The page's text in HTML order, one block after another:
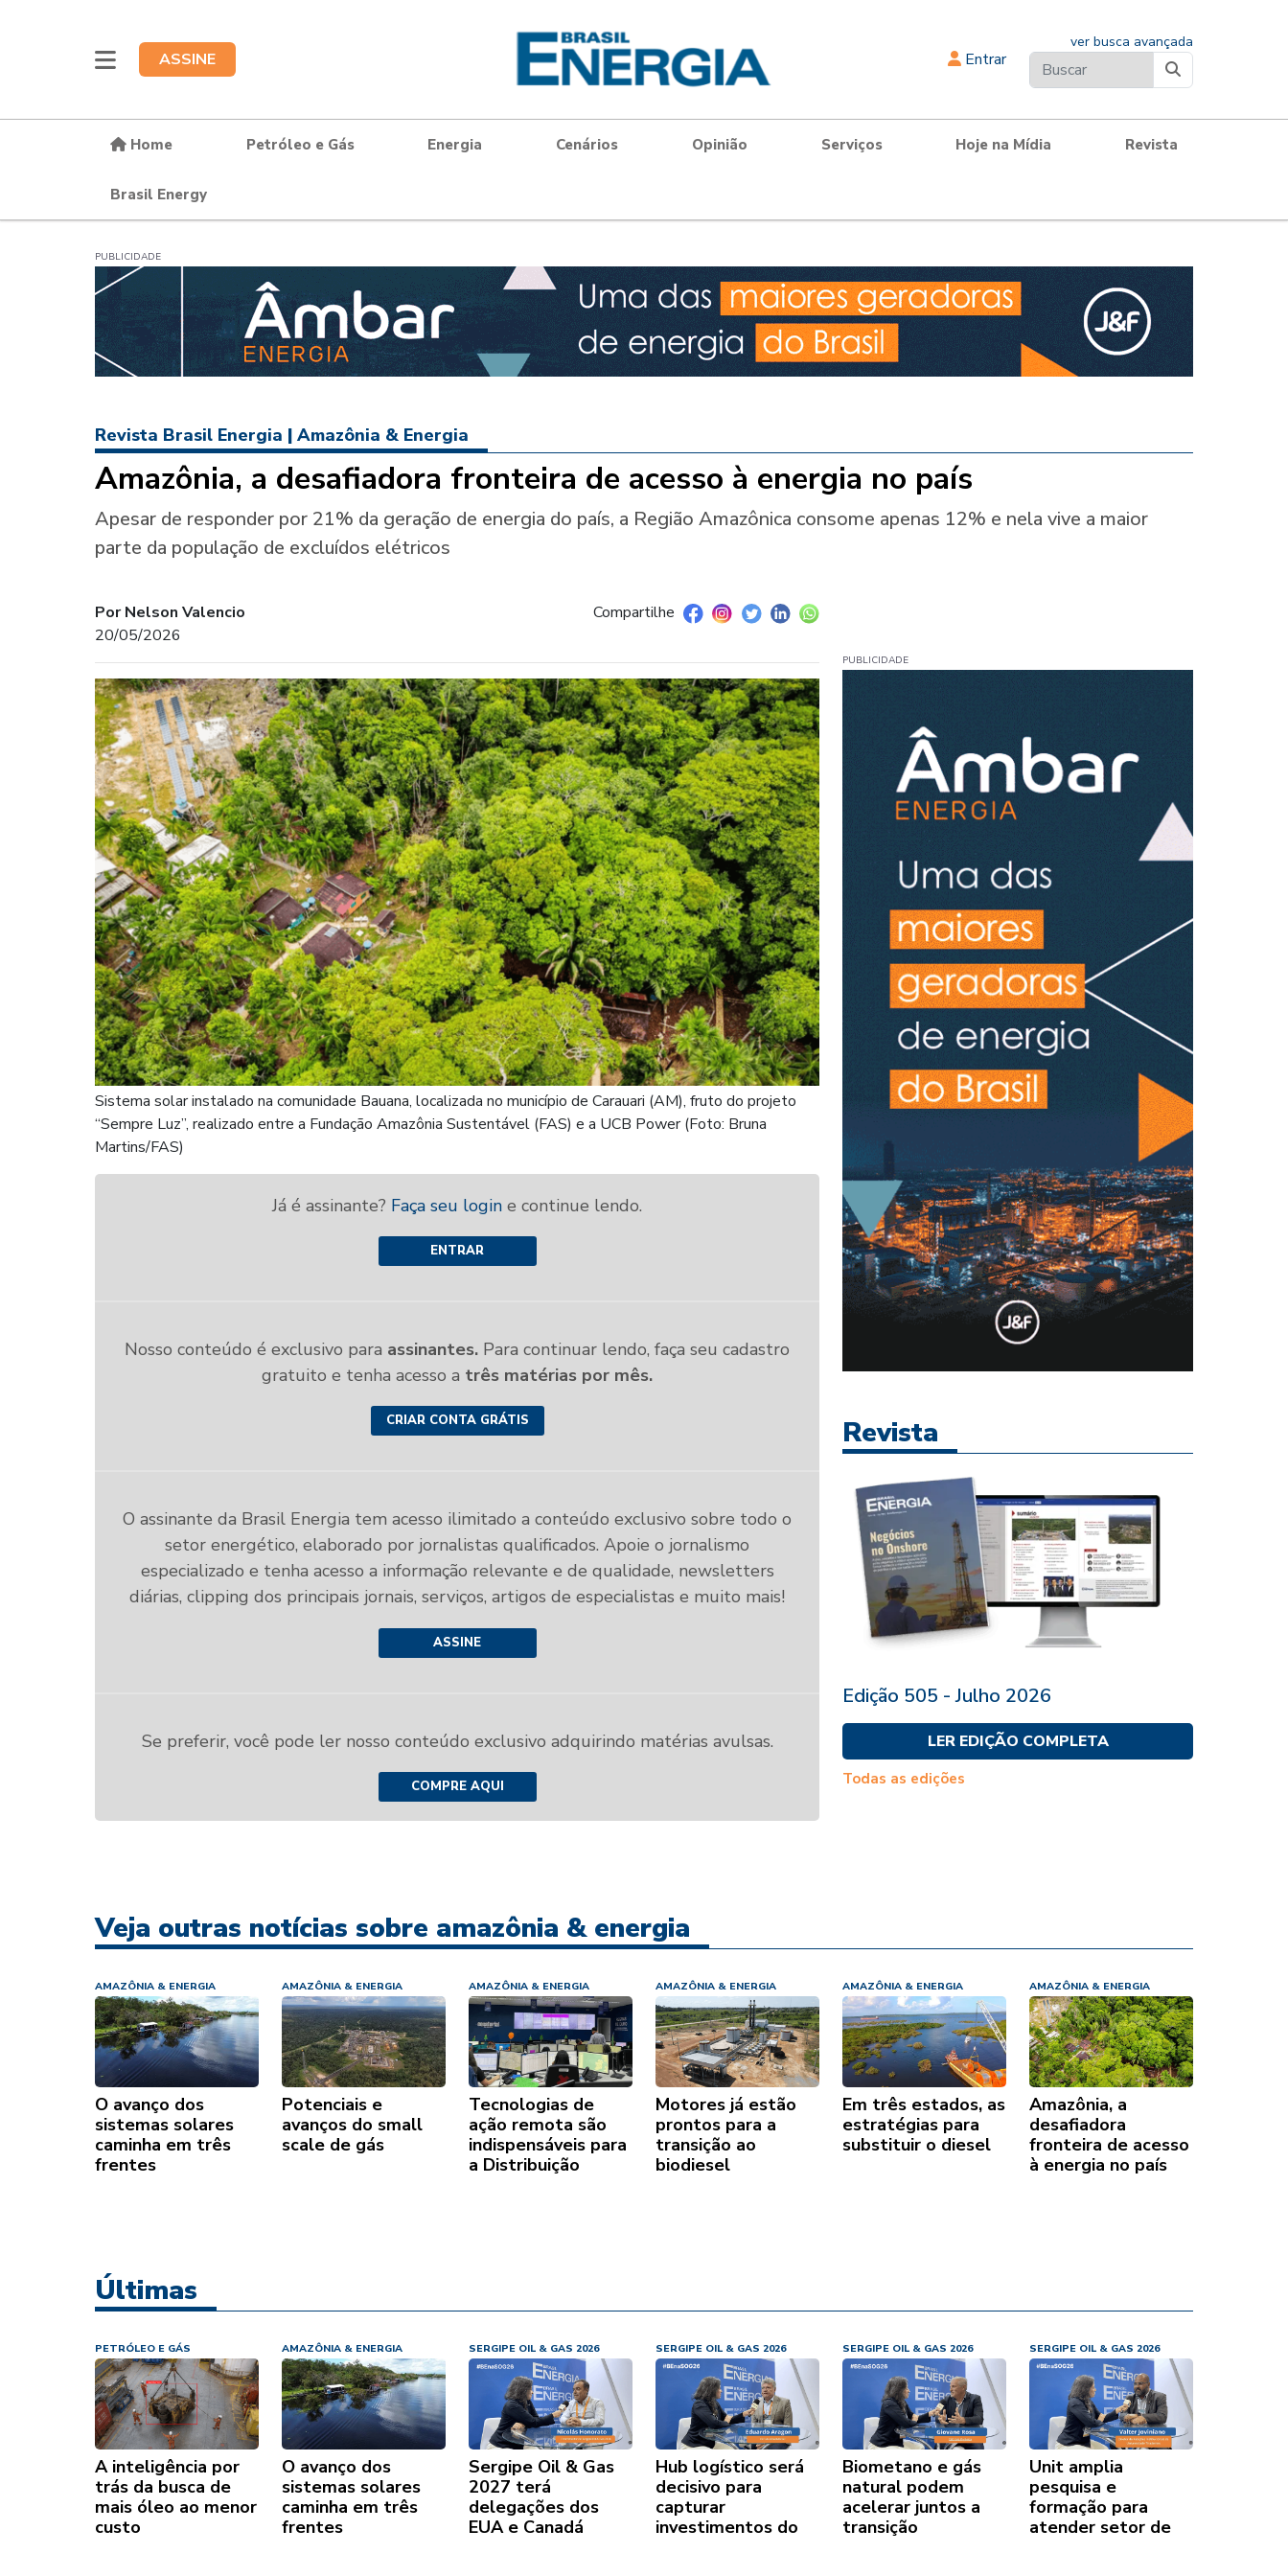
ASSINE Entrar
ver busca avançada
Home Petróleo e Gás Energia Cenários Opinião Serviços Hoje na Mídia Revista
Brasil Energy
PUBLICIDADE
Revista Brasil Energia | Amazônia & Energia
Amazônia, a desafiadora fronteira de acesso à energia no país
Apesar de responder por 21% da geração de energia do país, a Região Amazônica consome apenas 12% e nela vive a maior
parte da população de excluídos elétricos
Por Nelson Valencio
20/05/2026
Compartilhe
Sistema solar instalado na comunidade Bauana, localizada no município de Carauari (AM), fruto do projeto
“Sempre Luz”, realizado entre a Fundação Amazônia Sustentável (FAS) e a UCB Power (Foto: Bruna
Martins/FAS)
Já é assinante? Faça seu login e continue lendo.
ENTRAR
Nosso conteúdo é exclusivo para assinantes. Para continuar lendo, faça seu cadastro
gratuito e tenha acesso a três matérias por mês.
CRIAR CONTA GRÁTIS
O assinante da Brasil Energia tem acesso ilimitado a conteúdo exclusivo sobre todo o
setor energético, elaborado por jornalistas qualificados. Apoie o jornalismo
especializado e tenha acesso a informação relevante e de qualidade, newsletters
diárias, clipping dos principais jornais, serviços, artigos de especialistas e muito mais!
ASSINE
Se preferir, você pode ler nosso conteúdo exclusivo adquirindo matérias avulsas.
COMPRE AQUI
PUBLICIDADE
Revista
Edição 505 - Julho 2026
LER EDIÇÃO COMPLETA
Todas as edições
Veja outras notícias sobre amazônia & energia
AMAZÔNIA & ENERGIA
O avanço dos
sistemas solares
caminha em três
frentes
AMAZÔNIA & ENERGIA
Potenciais e
avanços do small
scale de gás
AMAZÔNIA & ENERGIA
Tecnologias de
ação remota são
indispensáveis para
a Distribuição
AMAZÔNIA & ENERGIA
Motores já estão
prontos para a
transição ao
biodiesel
AMAZÔNIA & ENERGIA
Em três estados, as
estratégias para
substituir o diesel
AMAZÔNIA & ENERGIA
Amazônia, a
desafiadora
fronteira de acesso
à energia no país
Últimas
PETRÓLEO E GÁS
A inteligência por
trás da busca de
mais óleo ao menor
custo
AMAZÔNIA & ENERGIA
O avanço dos
sistemas solares
caminha em três
frentes
SERGIPE OIL & GAS 2026
Sergipe Oil & Gas
2027 terá
delegações dos
EUA e Canadá
SERGIPE OIL & GAS 2026
Hub logístico será
decisivo para
capturar
investimentos do
SERGIPE OIL & GAS 2026
Biometano e gás
natural podem
acelerar juntos a
transição
SERGIPE OIL & GAS 2026
Unit amplia
pesquisa e
formação para
atender setor de